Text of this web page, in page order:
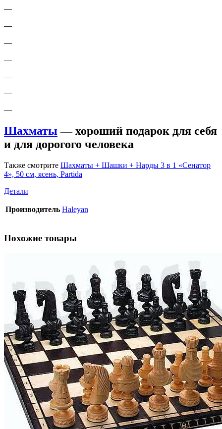
—
—
—
—
—
—
—
Шахматы — хороший подарок для себя
и для дорогого человека
Также смотрите Шахматы + Шашки + Нарды 3 в 1 «Сенатор
4», 50 см, ясень, Partida
Детали
Производитель Haleyan
Похожие товары